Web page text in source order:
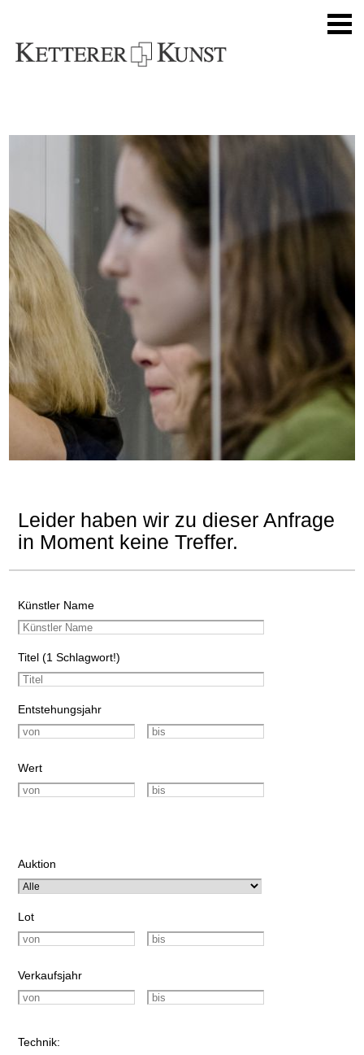
Leider haben wir zu dieser Anfrage
in Moment keine Treffer.
Künstler Name
Titel (1 Schlagwort!)
Entstehungsjahr
Wert
Auktion
Lot
Verkaufsjahr
Technik: